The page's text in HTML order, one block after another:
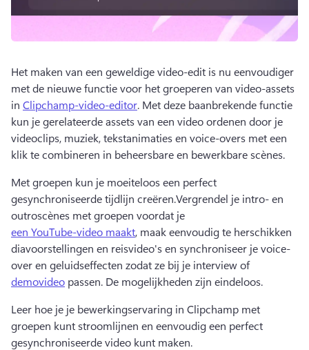
Het maken van een geweldige video-edit is nu eenvoudiger
met de nieuwe functie voor het groeperen van video-assets
in Clipchamp-video-editor. Met deze baanbrekende functie
kun je gerelateerde assets van een video ordenen door je
videoclips, muziek, tekstanimaties en voice-overs met een
klik te combineren in beheersbare en bewerkbare scènes.
Met groepen kun je moeiteloos een perfect
gesynchroniseerde tijdlijn creëren.Vergrendel je intro- en
outroscènes met groepen voordat je
een YouTube-video maakt, maak eenvoudig te herschikken
diavoorstellingen en reisvideo's en synchroniseer je voice-
over en geluidseffecten zodat ze bij je interview of
demovideo passen. De mogelijkheden zijn eindeloos.
Leer hoe je je bewerkingservaring in Clipchamp met
groepen kunt stroomlijnen en eenvoudig een perfect
gesynchroniseerde video kunt maken.